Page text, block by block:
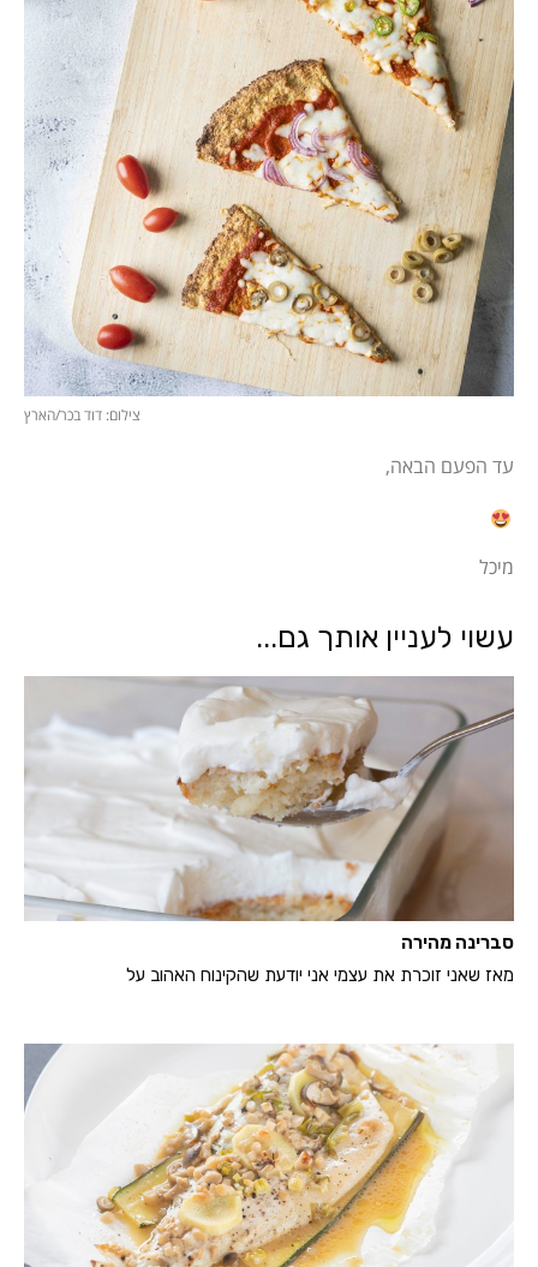
צילום: דוד בכר/הארץ
עד הפעם הבאה,
מיכל
עשוי לעניין אותך גם...
סברינה מהירה
מאז שאני זוכרת את עצמי אני יודעת שהקינוח האהוב על